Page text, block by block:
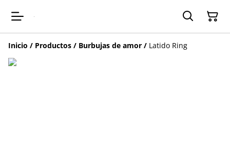
Inicio / Productos / Burbujas de amor / Latido Ring